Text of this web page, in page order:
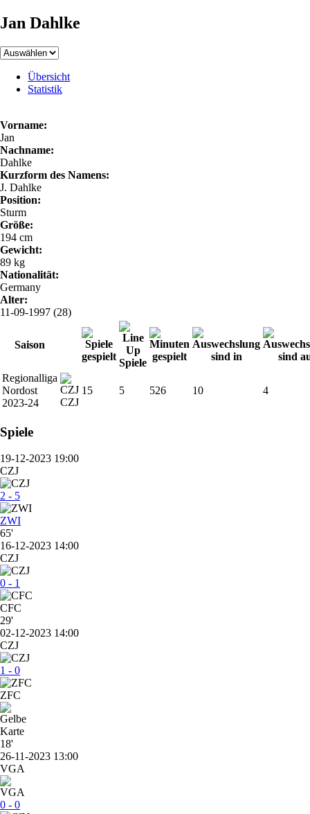
Jan Dahlke
Übersicht
Statistik
Vorname:
Jan
Nachname:
Dahlke
Kurzform des Namens:
J. Dahlke
Position:
Sturm
Größe:
194 cm
Gewicht:
89 kg
Nationalität:
Germany
Alter:
11-09-1997 (28)
Saison
Regionalliga
Nordost
2023-24
CZJ
15 5 526 10 4
Spiele
19-12-2023 19:00
CZJ
2 - 5
ZWI
65'
16-12-2023 14:00
CZJ
0 - 1
CFC
29'
02-12-2023 14:00
CZJ
1 - 0
ZFC
18'
26-11-2023 13:00
VGA
0 - 0